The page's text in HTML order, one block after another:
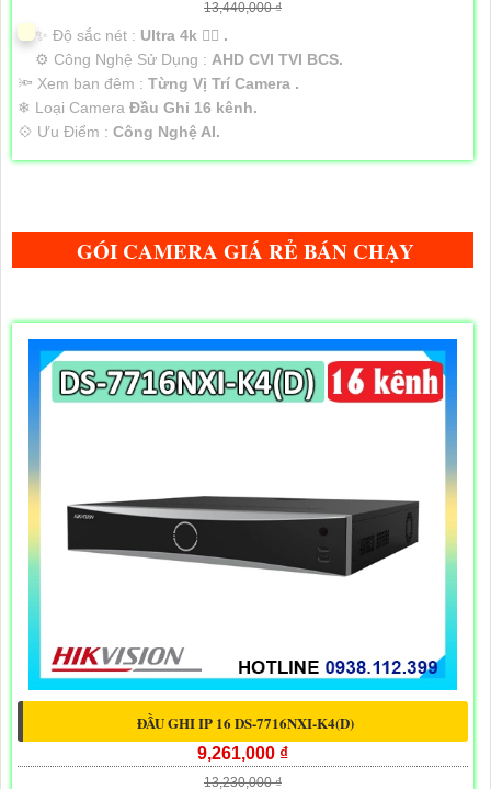
13,440,000 ₫
✨ Độ sắc nét : Ultra 4k 👍🏾 .
⚙ Công Nghệ Sử Dụng : AHD CVI TVI BCS.
🔦 Xem ban đêm : Từng Vị Trí Camera .
❄ Loại Camera Đầu Ghi 16 kênh.
️💠 Ưu Điểm : Công Nghệ AI.
GÓI CAMERA GIÁ RẺ BÁN CHẠY
ĐẦU GHI IP 16 DS-7716NXI-K4(D)
9,261,000 ₫
13,230,000 ₫